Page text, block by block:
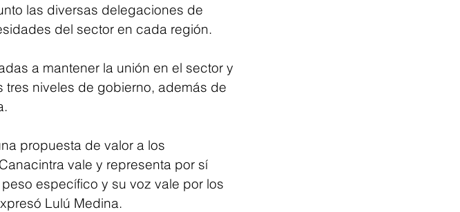
las diversas delegaciones de
del sector en cada región.
a mantener la unión en el sector y
niveles de gobierno, además de
propuesta de valor a los
vale y representa por sí
específico y su voz vale por los
Lulú Medina.